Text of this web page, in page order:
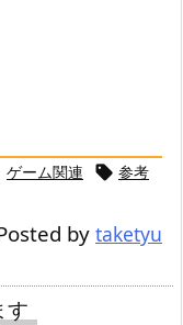
ゲーム関連  参考
by taketyu
す